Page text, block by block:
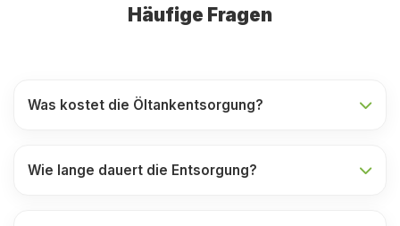
Häufige Fragen
Was kostet die Öltankentsorgung?
Wie lange dauert die Entsorgung?